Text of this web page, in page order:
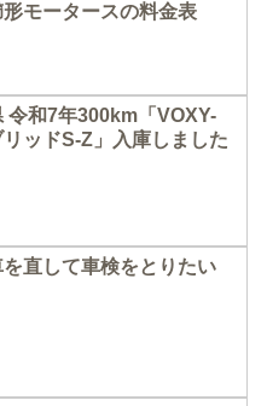
モータースの料金表
令和7年300km「VOXY-
ッドS-Z」入庫しました
直して車検をとりたい